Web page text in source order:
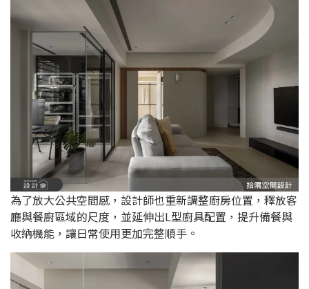
為了放大公共空間感，設計師也重新調整廚房位置，釋放客
廳與餐廚區域的尺度，並延伸出L型廚具配置，提升備餐與
收納機能，讓日常使用更加完整順手。